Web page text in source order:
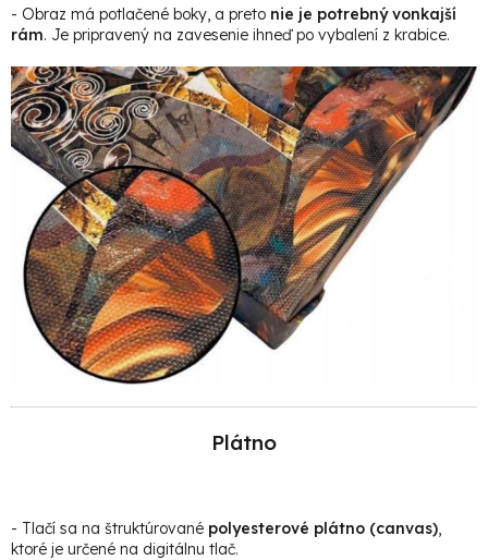
- Obraz má potlačené boky, a preto nie je potrebný vonkajší
rám. Je pripravený na zavesenie ihneď po vybalení z krabice.
Plátno
- Tlačí sa na štruktúrované polyesterové plátno (canvas)
ktoré je určené na digitálnu tlač.